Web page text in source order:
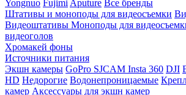
Yongnuo Fujimi Aputure Все бренды
Штативы и моноподы для видеосъемки
Видеоштативы Моноподы для
видеоголов
Хромакей фоны
Источники питания
Экшн камеры GoPro SJCAM Insta 360 DJI
HD Недорогие Водонепроницаемые
камер Аксессуары для экшн камер